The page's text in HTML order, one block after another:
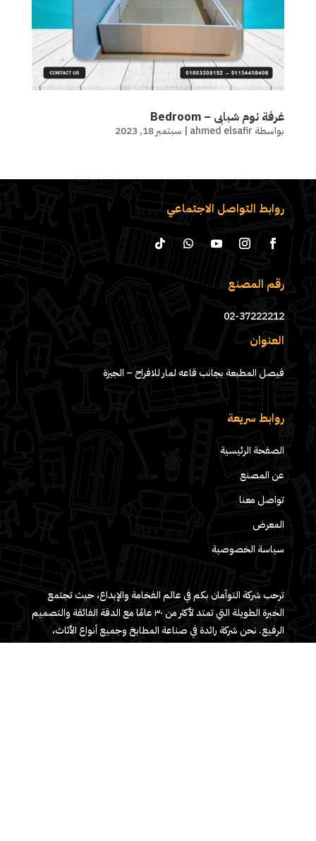
غرفة نوم شبابى – Bedroom
بواسطة ahmed elsafir
| سبتمبر 18, 2023
روابط التواصل الاجتماعي
رقم المصنع
02-37222212
العنوان
فيصل المطبعة بجانب قاعه لمار للافراح – الجيزة
روابط سريعة
الصفحة الرئيسية
عن المصنع
تواصل معنا
المعرض
سياسة الخصوصية
ترحب شركة التوأمان بكم في عالم الفخامة والإبداع، حيث تجتمع
الخبرة الطويلة التي تمتد لأكثر من ٣٠ عامًا مع الدقة الفائقة والتصميم
الرفيع. نحن شركة رائدة في صناعة المطابخ وجميع أنواع الأثاث،